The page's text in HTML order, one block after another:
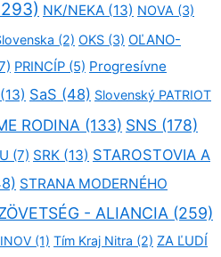
NK/NEKA (13) NOVA (3)
(2) OKS (3) OĽANO-
PRINCÍP (5) Progresívne
(13) SaS (48) Slovenský PATRIOT
RODINA (133) SNS (178)
(7) SRK (13) STAROSTOVIA A
STRANA MODERNÉHO
- ALIANCIA (259)
(1) Tím Kraj Nitra (2) ZA ĽUDÍ